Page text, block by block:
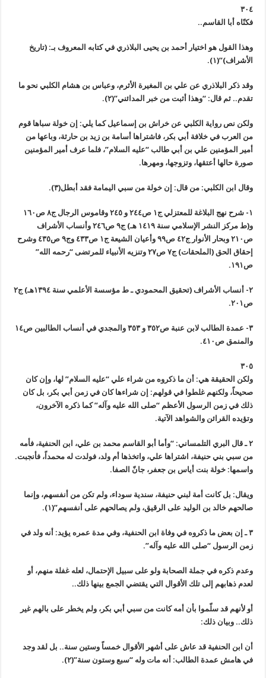
٣٠٤
فكنّاه أبا القاسم..
وهذا القول هو اختيار أحمد بن يحيى البلاذري في كتابه المعروف بـ: (تاريخ
الأشراف)”(١).
وقد ذكر البلاذري عن علي بن المغيرة الأثرم، وعباس بن هشام الكلبي نحو ما
تقدم.. ثم قال: “وهذا أثبت من خبر المدائني”(٢).
ولكن نص رواية الكلبي عن خراش بن إسماعيل كما يلي: إن خولة سباها قوم
من العرب في خلافة أبي بكر، فاشتراها أسامة بن زيد بن حارثة، وباعها من
أمير المؤمنين علي بن أبي طالب “عليه السلام”، فلما عرف أمير المؤمنين
صورة حالها أعتقها، وتزوجها، ومهرها.
وقال ابن الكلبي: من قال: إن خولة من سبي اليمامة فقد أبطل(٣).
١- شرح نهج البلاغة للمعتزلي ج١ ص٢٤٤ و ٢٤٥ وقاموس الرجال ج٨ ص١٦٠
و(ط مركز النشر الإسلامي سنة ١٤١٩ هـ) ج٩ ص٢٤٦ وأنساب الأشراف
ص٢١٠ وبحار الأنوار ج٤٢ ص٩٩ وأعيان الشيعة ج١ ص٤٣٣ وج٩ ص٤٣٥ وشرح
إحقاق الحق (الملحقات) ج٧ ص٢٧ وتنزيه الأنبياء للمرتضى “رحمه الله”
ص١٩١.
٢- أنساب الأشراف (تحقيق المحمودي ـ ط مؤسسة الأعلمي سنة ١٣٩٤هـ) ج٢
ص٢٠١.
٣- عمدة الطالب لابن عنبة ص٣٥٢ و ٣٥٣ والمجدي في أنساب الطالبين ص١٤
والمنمق ص٤١٠.
٣٠٥
ولكن الحقيقة هي: أن ما ذكروه من شراء علي “عليه السلام” لها، وإن كان
صحيحاً، ولكنهم غلطوا في قولهم: إن شراءها كان في زمن أبي بكر، بل كان
ذلك في زمن الرسول الأعظم “صلى الله عليه وآله” كما ذكره الآخرون،
وتؤيده القرائن والشواهد الآتية.
٢ ـ قال البري التلمساني: “وأما أبو القاسم محمد بن علي، ابن الحنفية، فأمه
من سبي بني حنيفة، اشتراها علي، واتخذها أم ولد، فولدت له محمداً، فأنجبت.
واسمها: خولة بنت أياس بن جعفر، جانّ الصفا.
ويقال: بل كانت أمة لبني حنيفة، سندية سوداء، ولم تكن من أنفسهم، وإنما
صالحهم خالد بن الوليد على الرقيق، ولم يصالحهم على أنفسهم”(١).
٣ ـ إن بعض ما ذكروه في وفاة ابن الحنفية، وفي مدة عمره يؤيد: أنه ولد في
زمن الرسول “صلى الله عليه وآله”.
وعدم ذكره في جملة الصحابة ولو على سبيل الإحتمال، لعله غفلة منهم، أو
لعدم ذهابهم إلى تلك الأقوال التي يقتضي الجمع بينها ذلك..
أو لأنهم قد سلّموا بأن أمه كانت من سبي أبي بكر، ولم يخطر على بالهم غير
ذلك.. وبيان ذلك:
أن ابن الحنفية قد عاش على أشهر الأقوال خمساً وستين سنة.. بل لقد وجد
في هامش عمدة الطالب: أنه مات وله “سبع وستون سنة”(٢).